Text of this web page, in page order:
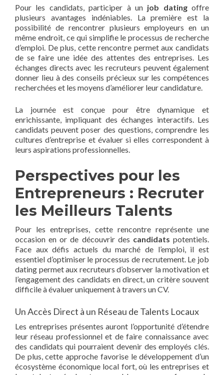
Pour les candidats, participer à un job datingoffre
plusieurs avantages indéniables. La première est la
possibilité de rencontrer plusieurs employeurs en un
même endroit, ce qui simplifie le processus de recherche
d’emploi. De plus, cette rencontre permet aux candidats
de se faire une idée des attentes des entreprises. Les
échanges directs avec les recruteurs peuvent également
donner lieu à des conseils précieux sur les compétences
recherchées et les moyens d’améliorer leur candidature.
La journée est conçue pour être dynamique et
enrichissante, impliquant des échanges interactifs. Les
candidats peuvent poser des questions, comprendre les
cultures d’entreprise et évaluer si elles correspondent à
leurs aspirations professionnelles.
Perspectives pour les
Entrepreneurs : Recruter
les Meilleurs Talents
Pour les entreprises, cette rencontre représente une
occasion en or de découvrir des candidats potentiels.
Face aux défis actuels du marché de l’emploi, il est
essentiel d’optimiser le processus de recrutement. Le job
dating permet aux recruteurs d’observer la motivation et
l’engagement des candidats en direct, un critère souvent
difficile à évaluer uniquement à travers un CV.
Un Accès Direct à un Réseau de Talents Locaux
Les entreprises présentes auront l’opportunité d’étendre
leur réseau professionnel et de faire connaissance avec
des candidats qui pourraient devenir des employés clés.
De plus, cette approche favorise le développement d’un
écosystème économique local fort, où les entreprises et